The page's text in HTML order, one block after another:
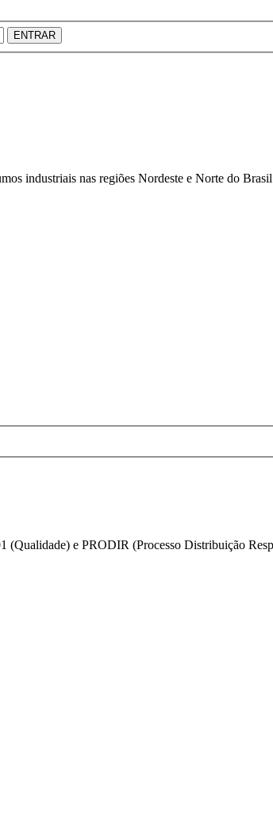
ENTRAR
industriais nas regiões Nordeste e Norte do
(Qualidade) e PRODIR (Processo Distribuição